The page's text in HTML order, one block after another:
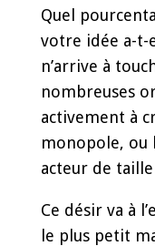
Quel
votre idée a-t-
n’arrive à
nombreuses
activement à
monopole, ou
acteur de
Ce désir va à
le plus petit